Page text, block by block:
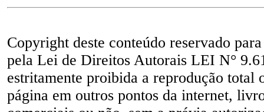
Copyright deste conteúdo reservado
pela Lei de Direitos Autorais LEI N°
estritamente proibida a reprodução total
página em outros pontos da internet,